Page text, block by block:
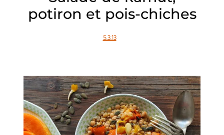
potiron et pois-chiches
5.3.13